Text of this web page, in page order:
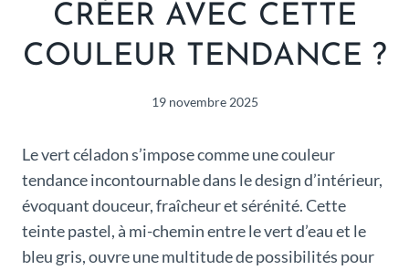
CRÉER AVEC CETTE
COULEUR TENDANCE ?
19 novembre 2025
Le vert céladon s’impose comme une couleur
tendance incontournable dans le design d’intérieur,
évoquant douceur, fraîcheur et sérénité. Cette
teinte pastel, à mi-chemin entre le vert d’eau et le
bleu gris, ouvre une multitude de possibilités pour